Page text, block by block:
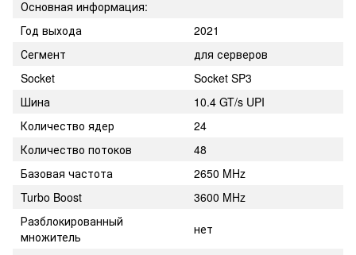
Основная информация:
Год выхода
2021
Сегмент
для серверов
Socket
Socket SP3
Шина
10.4 GT/s UPI
Количество ядер
24
Количество потоков
48
Базовая частота
2650 MHz
Turbo Boost
3600 MHz
Разблокированный
множитель
нет